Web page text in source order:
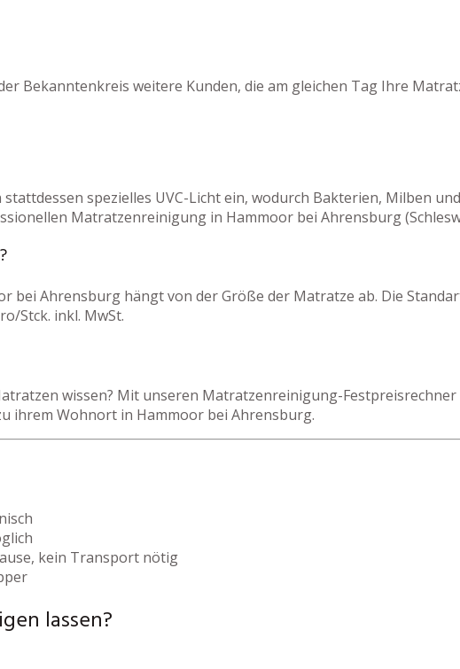
Bekanntenkreis weitere Kunden, die am gleichen Tag Ihre
spezielles UVC-Licht ein, wodurch Bakterien, Milben
Matratzenreinigung in Hammoor bei Ahrensburg
Ahrensburg hängt von der Größe der Matratze ab. Die
Stck. inkl. MwSt.
wissen? Mit unseren Matratzenreinigung-
ihrem Wohnort in Hammoor bei Ahrensburg.
kein Transport nötig
lassen?